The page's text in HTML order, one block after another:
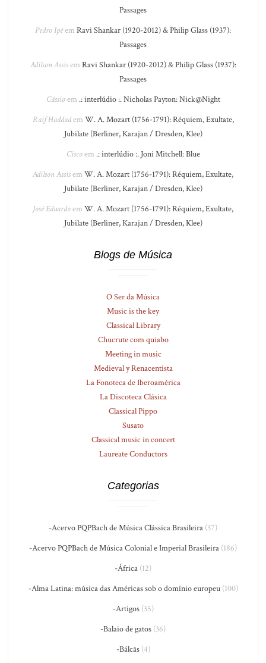
Passages
Pedro Ipêem Ravi Shankar (1920-2012) & Philip Glass (1937):
Passages
Adilson Assisem Ravi Shankar (1920-2012) & Philip Glass (1937):
Passages
Cássioem .: interlúdio :. Nicholas Payton: Nick@Night
Raif Haddadem W. A. Mozart (1756-1791): Réquiem, Exultate,
Jubilate (Berliner, Karajan / Dresden, Klee)
Ciscoem .: interlúdio :. Joni Mitchell: Blue
Adilson Assisem W. A. Mozart (1756-1791): Réquiem, Exultate,
Jubilate (Berliner, Karajan / Dresden, Klee)
José Eduardoem W. A. Mozart (1756-1791): Réquiem, Exultate,
Jubilate (Berliner, Karajan / Dresden, Klee)
Blogs de Música
O Ser da Música
Music is the key
Classical Library
Chucrute com quiabo
Meeting in music
Medieval y Renacentista
La Fonoteca de Iberoamérica
La Discoteca Clásica
Classical Pippo
Susato
Classical music in concert
Laureate Conductors
Categorias
-Acervo PQPBach de Música Clássica Brasileira (37)
-Acervo PQPBach de Música Colonial e Imperial Brasileira (186)
-África (12)
-Alma Latina: música das Américas sob o domínio europeu(100)
-Artigos(35)
-Balaio de gatos (36)
-Bálcãs(4)